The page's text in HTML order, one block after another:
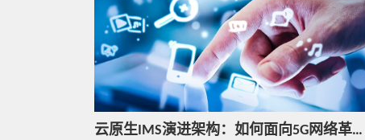
云原生IMS演进架构：如何面向5G网络革新？